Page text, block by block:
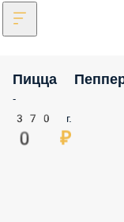
Пицца
-
370 г.
0 ₽